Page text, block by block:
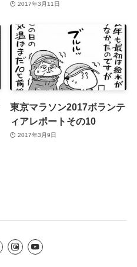
2017年3月11日
東京マラソン2017ボランテ
ィアレポートその10
2017年3月9日